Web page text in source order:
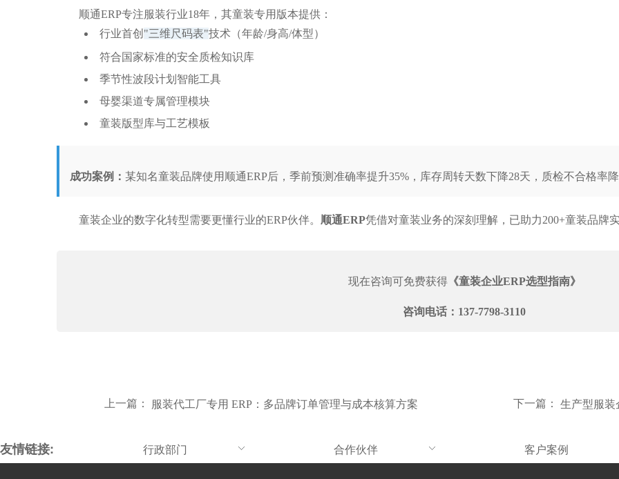
顺通ERP专注服装行业18年，其童装专用版本提供：
行业首创 "三维尺码表"技术（年龄/身高/体型）
符合国家标准的安全质检知识库
季节性波段计划智能工具
母婴渠道专属管理模块
童装版型库与工艺模板
成功案例： 某知名童装品牌使用顺通ERP后，季前预测准确率提升35%，库存周转天数下降28天，质检不合格率降
童装企业的数字化转型需要更懂行业的ERP伙伴。 顺通ERP凭借对童装业务的深刻理解，已助力200+童装品牌
现在咨询可免费获得《童装企业ERP选型指南》
咨询电话： 137-7798-3110
上一篇： 服装代工厂专用 ERP：多品牌订单管理与成本核算方案 下一篇： 生产型服装
友情链接: 行政部门 合作伙伴 客户案例